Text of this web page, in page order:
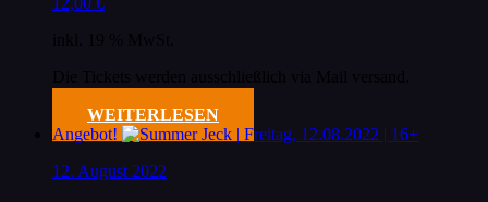
WEITERLESEN
Angebot!
12. August 2022